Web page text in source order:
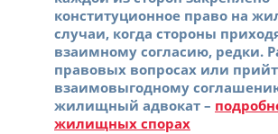
конституционное право на
случаи, когда стороны
взаимному согласию, редки.
правовых вопросах или
взаимовыгодному
жилищный адвокат –
жилищных спорах